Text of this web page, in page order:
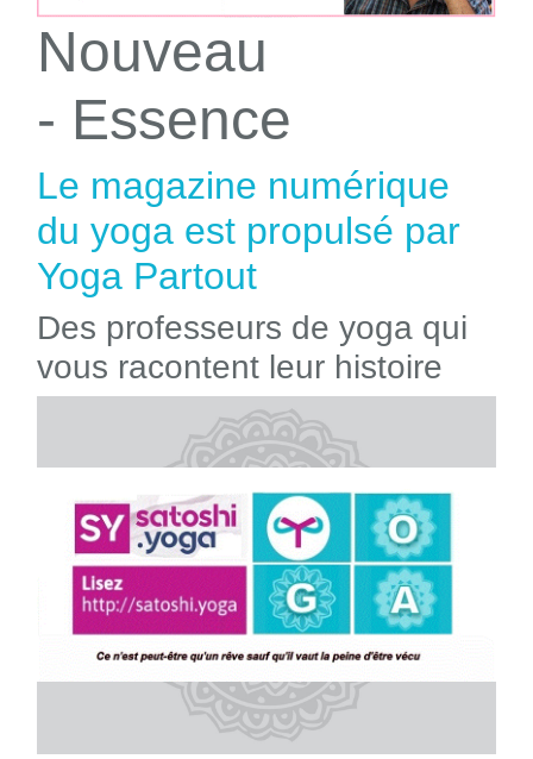
Nouveau
- Essence
Le magazine numérique
du yoga est propulsé par
Yoga Partout
Des professeurs de yoga qui
vous racontent leur histoire